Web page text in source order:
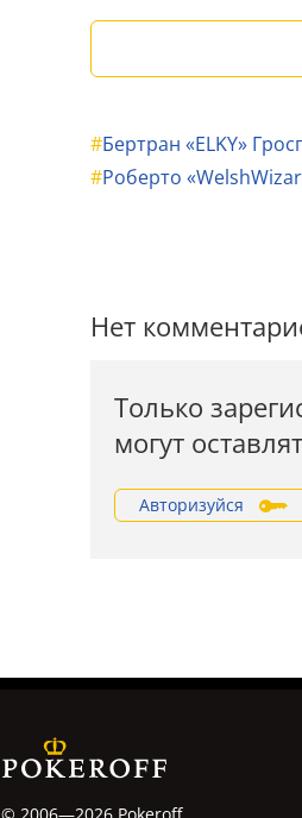
#Бертран «ELKY»
#Роберто
Нет
Только
могут
Авторизуйся